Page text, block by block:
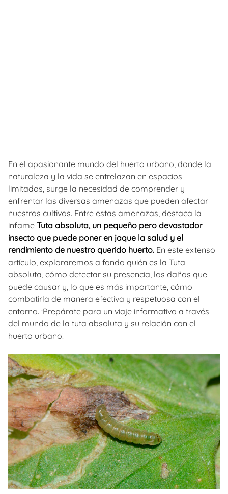
En el apasionante mundo del huerto urbano, donde la
naturaleza y la vida se entrelazan en espacios
limitados, surge la necesidad de comprender y
enfrentar las diversas amenazas que pueden afectar
nuestros cultivos. Entre estas amenazas, destaca la
infame Tuta absoluta, un pequeño pero devastador
insecto que puede poner en jaque la salud y el
rendimiento de nuestro querido huerto. En este extenso
artículo, exploraremos a fondo quién es la Tuta
absoluta, cómo detectar su presencia, los daños que
puede causar y, lo que es más importante, cómo
combatirla de manera efectiva y respetuosa con el
entorno. ¡Prepárate para un viaje informativo a través
del mundo de la tuta absoluta y su relación con el
huerto urbano!